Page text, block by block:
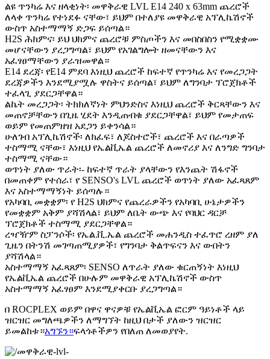
ልዩ ጥንካሬ እና ዘላቂነት፡ መዋቅራዊ LVL E14 240 x 63mm ጨረሮች
ለላቀ ጥንካሬ የተነደፉ ናቸው፣ ይህም በተለያዩ መዋቅራዊ አፕሊኬሽኖች
ውስጥ አስተማማኝ ድጋፍ ይሰጣል።
H2S ሕክምና፡ ይህ ህክምና ጨረሮቹ ምስጦችን እና መበስበስን የሚቋቋሙ
መሆናቸውን ያረጋግጣል፣ ይህም የአገልግሎት ዘመናቸውን እና
አፈፃፀማቸውን ያራዝመዋል።
E14 ደረጃ፡ የE14 ምደባ እነዚህ ጨረሮች ከፍተኛ የጥንካሬ እና የመረጋጋት
ደረጃዎችን እንደሚያሟሉ ዋስትና ይሰጣል፣ ይህም ለግንባታ ፕሮጀክቶች
ተፈላጊ ያደርጋቸዋል።
ልኬት መረጋጋት፡ ትክክለኛነት ምህንድስና እነዚህ ጨረሮች ቅርጻቸውን እና
መጠኖቻቸውን በጊዜ ሂደት እንዲጠብቁ ያደርጋቸዋል፣ ይህም የመታጠፍ
ወይም የመጠምዘዝ አደጋን ይቀንሳል።
ሁለገብ አፕሊኬሽኖች፡ ለክፈፍ፣ ለጆስተሮች፣ ጨረሮች እና በራጣዎች
ተስማሚ ናቸው፣ እነዚህ የኤልቪኤል ጨረሮች ለመኖሪያ እና ለንግድ ግንባታ
ተስማሚ ናቸው።
ወጥነት ያለው ጥራት፡- ከፍተኛ ጥራት ያላቸውን የእንጨት ሽፋኖች
በመጠቀም የተሰራ፣ የ SENSO's LVL ጨረሮች ወጥነት ያለው አፈጻጸም
እና አስተማማኝነት ይሰጣሉ።
የአካባቢ መቋቋም፡ የ H2S ህክምና የጨረራዎችን የአካባቢ ሁኔታዎችን
የመቋቋም አቅም ያሻሽላል፣ ይህም ለቤት ውጭ እና የባህር ዳርቻ
ፕሮጀክቶች ተስማሚ ያደርጋቸዋል።
ረዣዥም ስፓንሶች፡ የኤል.ቪ.ኤል ጨረሮች መሐንዲስ ተፈጥሮ ረዘም ያለ
ጊዜን በትንሽ መገጣጠሚያዎች፣ የግንባታ ቅልጥፍናን እና ውበትን
ያሻሽላል።
አስተማማኝ አፈጻጸም፡ SENSO ለጥራት ያለው ቁርጠኝነት እነዚህ
የኤልቪኤል ጨረሮች በሁሉም መዋቅራዊ አፕሊኬሽኖች ውስጥ
አስተማማኝ አፈፃፀም እንደሚያቀርቡ ያረጋግጣል።
በ ROCPLEX ወይም በዋና ዋናዎቹ የኤልቪኤል ፎርም ዓይነቶች ላይ
ዝርዝር መግለጫዎችን ለማግኘት ከዚህ በታች ያለውን ዝርዝር
ይመልከቱ።አግኙን።ፍላጎቶችዎን የበለጠ ለመወያየት.